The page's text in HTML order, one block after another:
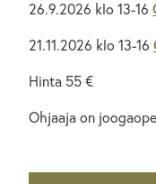
26.9.2026 klo 13-16
21.11.2026 klo 13-16
Hinta 55 €
Ohjaaja on